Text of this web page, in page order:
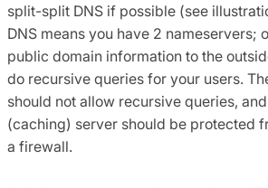
split-split DNS if possible (see
DNS means you have 2 nameservers;
public domain information to the
do recursive queries for your users.
should not allow recursive queries,
(caching) server should be protected
a firewall.